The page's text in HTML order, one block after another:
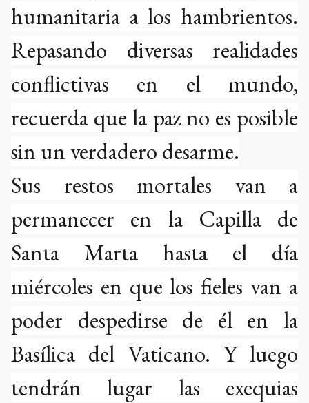
humanitaria a los hambrientos.
Repasando diversas realidades
conflictivas en el mundo,
recuerda que la paz no es posible
sin un verdadero desarme.
Sus restos mortales van a
permanecer en la Capilla de
Santa Marta hasta el día
miércoles en que los fieles van a
poder despedirse de él en la
Basílica del Vaticano. Y luego
tendrán lugar las exequias